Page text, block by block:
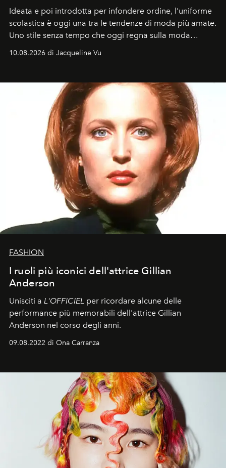
Ideata e poi introdotta per infondere ordine, l'uniforme
scolastica è oggi una tra le tendenze di moda più amate.
Uno stile senza tempo che oggi regna sulla moda
tradizionale e sulla cultura pop.
10.08.2026 di Jacqueline Vu
FASHION
I ruoli più iconici dell'attrice Gillian
Anderson
Unisciti a L'OFFICIEL per ricordare alcune delle
performance più memorabili dell'attrice Gillian
Anderson nel corso degli anni.
09.08.2022 di Ona Carranza